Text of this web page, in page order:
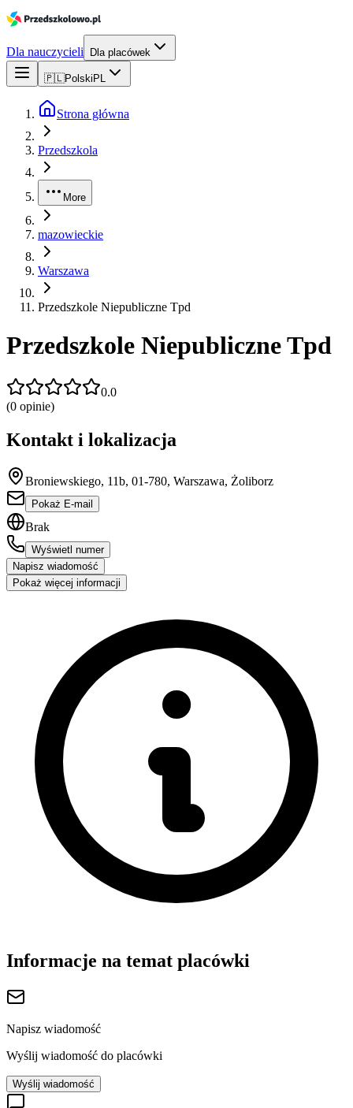
Dla nauczycieli Dla placówek
🇵🇱Polski PL
Strona główna
Przedszkola
More
mazowieckie
Warszawa
Przedszkole Niepubliczne Tpd
Przedszkole Niepubliczne Tpd
0.0
(0 opinie)
Kontakt i lokalizacja
Broniewskiego, 11b, 01-780, Warszawa, Żoliborz
Pokaż E-mail
Brak
Wyświetl numer
Napisz wiadomość
Pokaż więcej informacji
Informacje na temat placówki
Napisz wiadomość
Wyślij wiadomość do placówki
Wyślij wiadomość